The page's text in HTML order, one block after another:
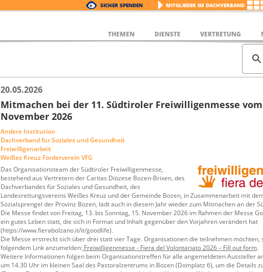
SICHER SPENDEN MITGLIEDER IM DACHVERBAND
THEMEN DIENSTE VERTRETUNG
20.05.2026
Mitmachen bei der 11. Südtiroler Freiwilligenmesse vom
November 2026
Andere Institution
Dachverband für Soziales und Gesundheit
Freiwilligenarbeit
Weißes Kreuz Förderverein VFG
Das Organisationsteam der Südtiroler Freiwilligenmesse,
bestehend aus Vertretern der Caritas Diözese Bozen-Brixen, des
Dachverbandes für Soziales und Gesundheit, des
Landesrettungsvereins Weißes Kreuz und der Gemeinde Bozen, in Zusammenarbeit mit
Sozialsprengel der Provinz Bozen, lädt auch in diesem Jahr wieder zum Mitmachen an der
Die Messe findet von Freitag, 13. bis Sonntag, 15. November 2026 im Rahmen der Messe
ein gutes Leben statt, die sich in Format und Inhalt gegenüber den Vorjahren verändert hat
(https://www.fierabolzano.it/it/goodlife).
Die Messe erstreckt sich über drei statt vier Tage. Organisationen die teilnehmen möchten,
folgendem Link anzumelden: Freiwilligenmesse - Fiera del Volontariato 2026 – Fill out form.
Weitere Informationen folgen beim Organisationstreffen für alle angemeldeten Aussteller
um 14.30 Uhr im kleinen Saal des Pastoralzentrums in Bozen (Domplatz 6), um die Details